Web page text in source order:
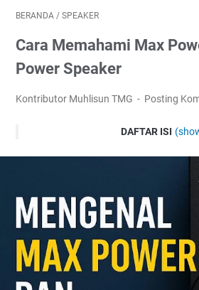
BERANDA / SPEAKER
Cara Memahami Max
Power Speaker
Kontributor Muhlisun TMG Posting
DAFTAR ISI
Definisi
Kenapa Ada Max
Apa Itu Peak Power
Contoh
Max Power vs Peak Power: